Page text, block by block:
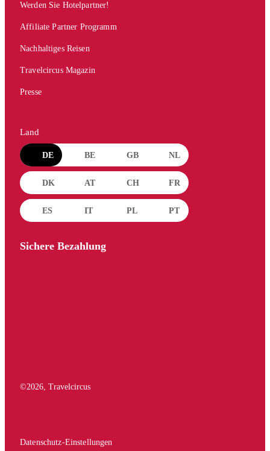
Werden Sie Hotelpartner!
Affiliate Partner Programm
Nachhaltiges Reisen
Travelcircus Magazin
Presse
Land
DE BE GB NL
DK AT CH FR
ES IT PL PT
Sichere Bezahlung
©2026, Travelcircus
Datenschutz-Einstellungen